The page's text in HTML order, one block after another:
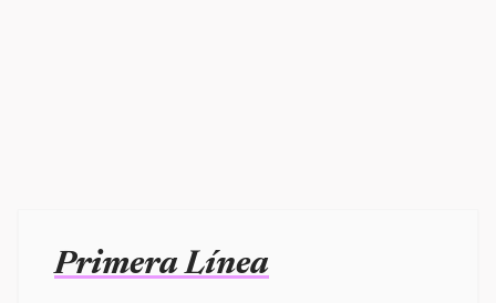
Primera Línea